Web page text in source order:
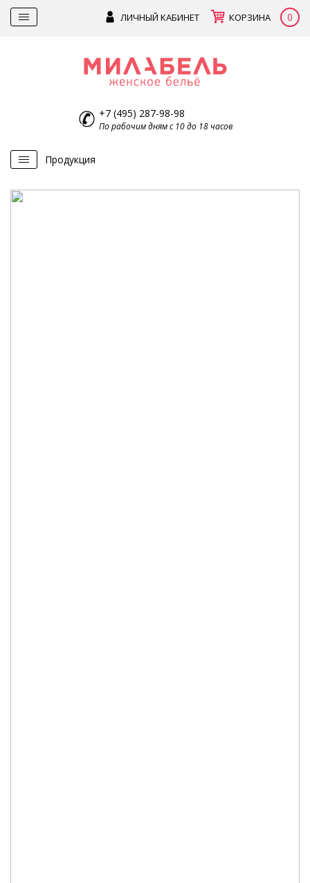
ЛИЧНЫЙ КАБИНЕТ КОРЗИНА 0
+7 (495) 287-98-98
По рабочим дням с 10 до 18 часов
Продукция